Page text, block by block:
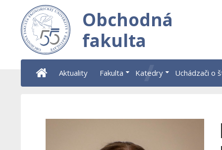
Obchodná
fakulta
Aktuality Fakulta Katedry Uchádzači o